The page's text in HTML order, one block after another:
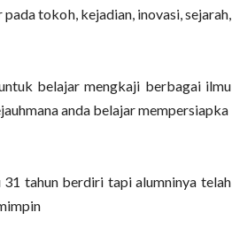
tokoh, kejadian, inovasi, sejarah,
belajar mengkaji berbagai ilmu
anda belajar mempersiapka
tahun berdiri tapi alumninya telah